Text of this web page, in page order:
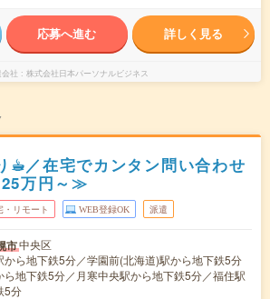
応募へ進む 詳しく見る
社 株式会社日本パーソナルビジネス
☕︎／在宅でカンタン問い合わせ
万円～≫
・リモート WEB登録OK 派遣
市中央区
から地下鉄5分／学園前(北海道)駅から地下鉄5分
ら地下鉄5分／月寒中央駅から地下鉄5分／福住駅
5分